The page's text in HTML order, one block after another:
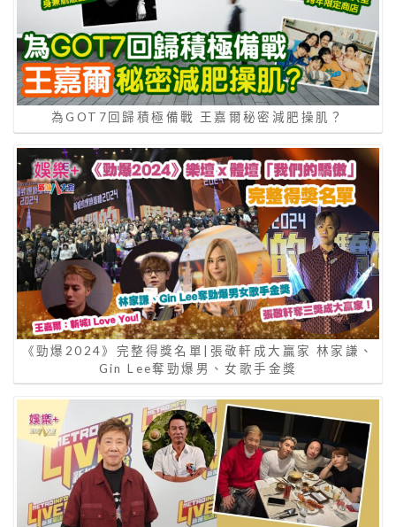
為GOT7回歸積極備戰 王嘉爾秘密減肥操肌？
《勁爆2024》完整得獎名單|張敬軒成大贏家 林家謙、
Gin Lee奪勁爆男、女歌手金獎